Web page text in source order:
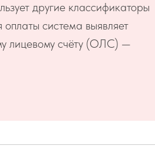
другие классификаторы
система выявляет
лицевому счёту (ОЛС) —